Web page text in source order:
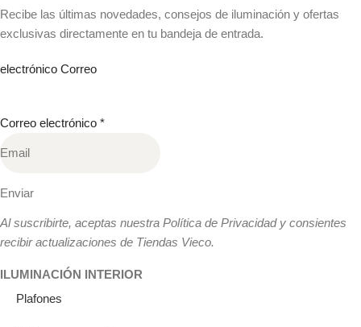
Recibe las últimas novedades, consejos de iluminación y ofertas
exclusivas directamente en tu bandeja de entrada.
electrónico Correo
Correo electrónico *
Enviar
Al suscribirte, aceptas nuestra Política de Privacidad y consientes
recibir actualizaciones de Tiendas Vieco.
ILUMINACIÓN INTERIOR
Plafones